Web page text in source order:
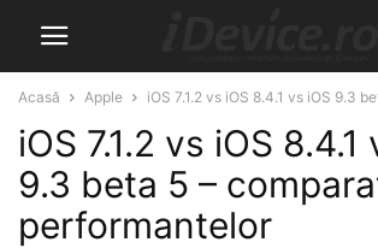
Acasă Apple iOS 7.1.2 vs iOS 8.4.1 vs iOS 9.3
iOS 7.1.2 vs iOS 8.4.1
9.3 beta 5 –
performantelor